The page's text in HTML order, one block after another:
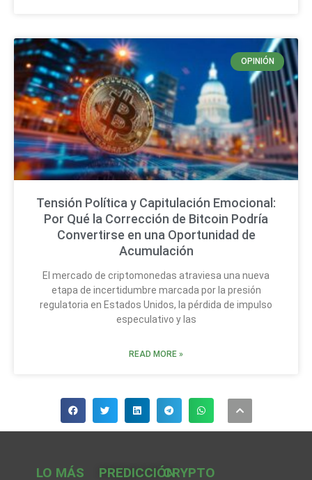
OPINIÓN
Tensión Política y Capitulación Emocional:
Por Qué la Corrección de Bitcoin Podría
Convertirse en una Oportunidad de
Acumulación
El mercado de criptomonedas atraviesa una nueva
etapa de incertidumbre marcada por la presión
regulatoria en Estados Unidos, la pérdida de impulso
especulativo y las
READ MORE »
LO MÁS
PREDICCIÓNCRYPTO